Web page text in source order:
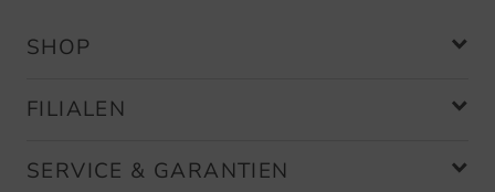
SHOP
FILIALEN
SERVICE & GARANTIEN